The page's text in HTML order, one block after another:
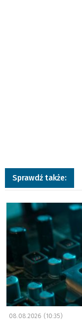
Sprawdź także:
a
08.08.2026 (10:35)